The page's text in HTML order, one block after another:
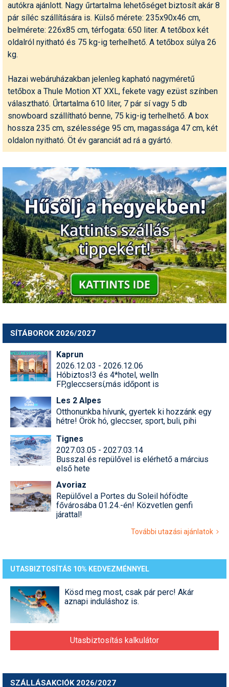
Az idei nyár újdonságai
Chopokon és a Magas-
Tátrában
Hóvihar: több méter friss
Kranjska Gora: végre
átadták a négyüléses
felvonót
Kreischberg: kezdődhet az
új Rosenkranz-lift építése
Megnyitott a Riders Park
Donovalyban
Filmajánló
Freeride
Galéria
Hasznos tanácsok
Havazin
Hírek
Hójelentés
Hószán
Hótalp
Humor
Hütte
Ingatlan
Interjúk
Korcsolya
Könyvajánló
Magazinok
Munkavállalás
Olvasnivaló
Pályázatok
Portálinfo
Rajzok
Sícipő
Sífelszerelés
Sífutás
Snowboard
Szánkó
Túrasí
Videóajánlás
Webkamerák
Válogatás
Pályaszállások Összes ország
Nyári ajánlatok Összes ország
Sítáborok oktatással
Utazási irodák
Cikkek a síoktatásról
Snowboardoktatók
Nagykereskedések
Sífutóüzletek
Akciók
Termékkereső
Autófelszerelés
Korcsolya
Új termékek
Snowboard
Versenyek, versenyzők
Túrasí és Sífutás
Síelést kiegészítő sportok:
Minden egyéb síeléshez
kapcsolódó téma
A honlappal kapcsolatos
kérdések és válaszok
Kötetlen beszélgetések
Belépés Regisztráció
Miért érdemes regisztrálni?
⬇ Telepítsd alkalmazásként a sielok.hu-t
autókra ajánlott. Nagy űrtartalma lehetőséget biztosít akár 8
pár síléc szállítására is. Külső mérete: 235x90x46 cm,
belmérete: 226x85 cm, térfogata: 650 liter. A tetőbox két
oldalról nyitható és 75 kg-ig terhelhető. A tetőbox súlya 26
kg.
Hazai webáruházakban jelenleg kapható nagyméretű
tetőbox a Thule Motion XT XXL, fekete vagy ezüst színben
választható. Űrtartalma 610 liter, 7 pár sí vagy 5 db
snowboard szállítható benne, 75 kig-ig terhelhető. A box
hossza 235 cm, szélessége 95 cm, magassága 47 cm, két
oldalon nyitható. Öt év garanciát ad rá a gyártó.
SÍTÁBOROK 2026/2027
Kaprun
2026.12.03 - 2026.12.06
Hóbiztos!3 és 4*hotel, welln
FP,gleccsersí,más időpont is
Les 2 Alpes
Otthonunkba hívunk, gyertek ki hozzánk egy
hétre! Örök hó, gleccser, sport, buli, pihi
Tignes
2027.03.05 - 2027.03.14
Busszal és repülővel is elérhető a március
első hete
Avoriaz
Repülővel a Portes du Soleil hófödte
fővárosába 01.24.-én! Közvetlen genfi
járattal!
További utazási ajánlatok
UTASBIZTOSÍTÁS 10% KEDVEZMÉNNYEL
Kösd meg most, csak pár perc! Akár
aznapi induláshoz is.
Utasbiztosítás kalkulátor
SZÁLLÁSAKCIÓK 2026/2027